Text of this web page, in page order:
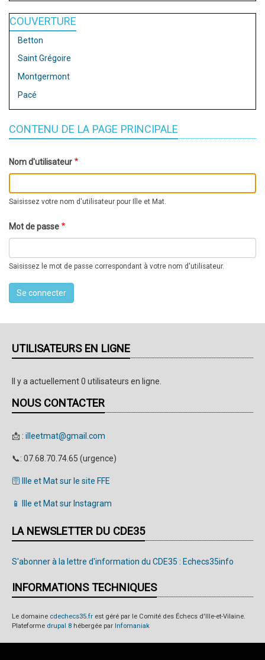
COUVERTURE
Betton
Saint Grégoire
Montgermont
Pacé
CONTENU DE LA PAGE PRINCIPALE
Nom d'utilisateur
Saisissez votre nom d'utilisateur pour Ille et Mat.
Mot de passe
Saisissez le mot de passe correspondant à votre nom d'utilisateur.
UTILISATEURS EN LIGNE
Il y a actuellement 0 utilisateurs en ligne.
NOUS CONTACTER
📩 : illeetmat@gmail.com
📞: 07.68.70.74.65 (urgence)
🛜 Ille et Mat sur le site FFE
📱 Ille et Mat sur Instagram
LA NEWSLETTER DU CDE35
S'abonner à la lettre d'information du CDE35 : Echecs35info
INFORMATIONS TECHNIQUES
Le domaine cdechecs35.fr est géré par le Comité des Échecs d'Ille-et-Vilaine.
Plateforme drupal 8 hébergée par Infomaniak